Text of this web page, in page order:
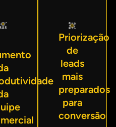
Priorização
de
leads
mais
preparados
para
conversão